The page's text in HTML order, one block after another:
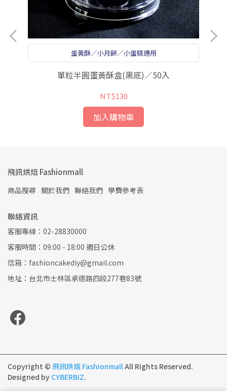
蛋黃酥／小月餅／小蛋糕適用
單粒半圓蛋黃酥盒(黑底)／50入
NT$130
加入購物車
飛訊烘焙 Fashionmall
商品搜尋 關於我們 聯絡我們 學費參考表
聯絡資訊
客服專線：02-28830000
客服時間：09:00 - 18:00 週日公休
信箱：fashioncakediy@gmail.com
地址：台北市士林區承德路四段277巷83號
Copyright © 飛訊烘焙 FashionmallAll Rights Reserved.
Designed by CYBERBIZ.